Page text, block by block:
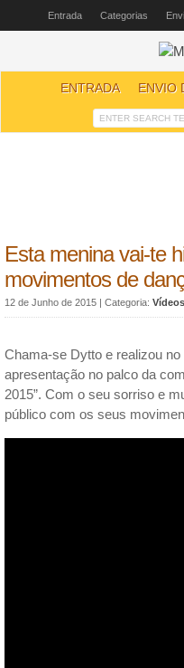
Entrada Categorias
ENTRADA ENVIO
Esta menina vai-te
movimentos de
12 de Junho de 2015 | Categoria: Vídeos
Chama-se Dytto e realizou
apresentação no palco da
2015”. Com o seu sorriso e
público com os seus